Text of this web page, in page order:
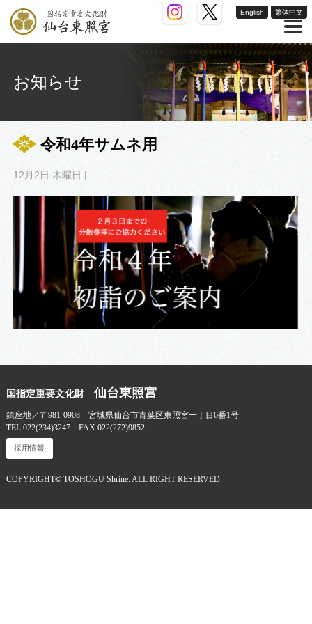
English 繁体中文
お知らせ
令和4年サムネ用
12月2日 木曜日 |
国指定重要文化財 仙台東照宮
鎮座地／〒981-0908 宮城県仙台市青葉区東照宮一丁目6番1号
TEL 022(234)3247 FAX 022(272)9852
採用情報
COPYRIGHT© TOSHOGU Shrine. ALL RIGHT RESERVED.